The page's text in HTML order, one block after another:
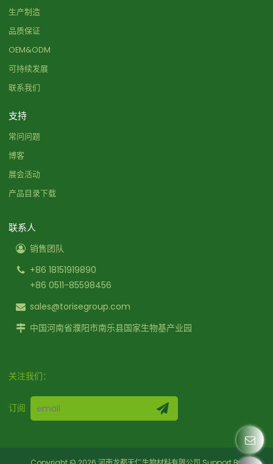
生产制造
品质保证
OEM&ODM
可持续发展
联系我们
支持
常问问题
博客
展会活动
产品目录下载
联系人
销售团队
+86 18151919890
+86 0511-85598456
sales@torisegroup.com
中国河南省濮阳市南乐县国家生物基产业园
关注我们：
订阅